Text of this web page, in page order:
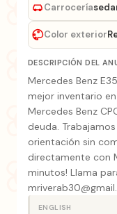
Carrocería
Color exterior
DESCRIPCIÓN DEL
Mercedes Benz
mejor inventario
Mercedes Benz
deuda.
orientación sin
directamente con
minutos! Llama
ENGLISH